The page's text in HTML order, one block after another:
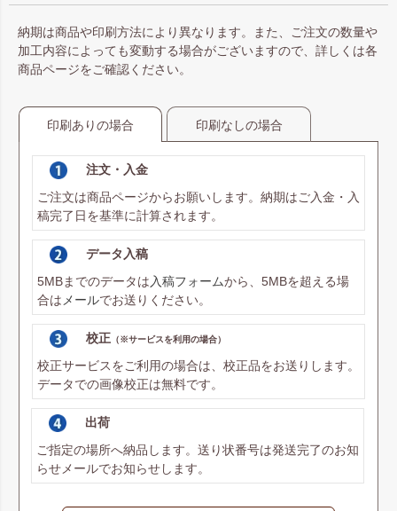
納期は商品や印刷方法により異なります。また、ご注文の数量や
加工内容によっても変動する場合がございますので、詳しくは各
商品ページをご確認ください。
印刷ありの場合 印刷なしの場合
注文・入金
ご注文は商品ページからお願いします。納期はご入金・入
稿完了日を基準に計算されます。
データ入稿
5MBまでのデータは 入稿フォームから、5MBを超える場
合は メールでお送りください。
校正 （※サービスを利用の場合）
校正サービスをご利用の場合は、校正品をお送りします。
データでの画像校正は無料です。
出荷
ご指定の場所へ納品します。送り状番号は発送完了のお知
らせメールでお知らせします。